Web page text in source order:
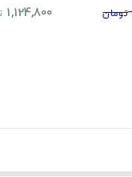
تومان 1,124,800